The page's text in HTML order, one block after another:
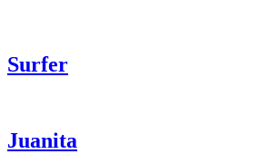
Surfer
Juanita